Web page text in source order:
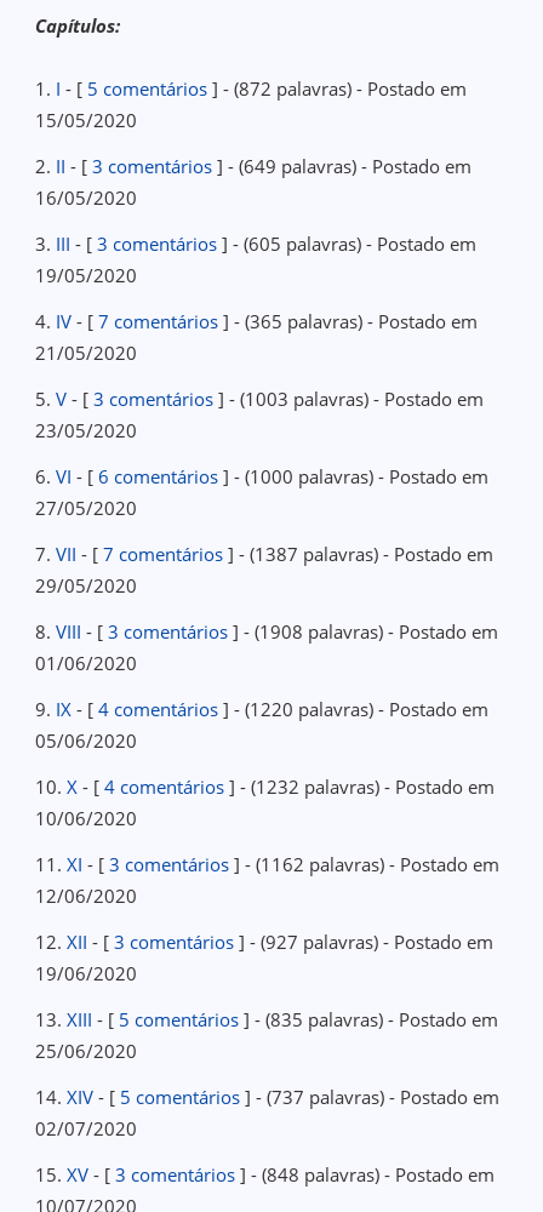
Capítulos:
1. I - [ 5 comentários ] - (872 palavras) - Postado em
15/05/2020
2. II - [3 comentários ] - (649 palavras) - Postado em
16/05/2020
3. III - [3 comentários ] - (605 palavras) - Postado em
19/05/2020
4. IV - [7 comentários ] - (365 palavras) - Postado em
21/05/2020
5.V - [3 comentários ] - (1003 palavras) - Postado em
23/05/2020
6.VI - [6 comentários ] - (1000 palavras) - Postado em
27/05/2020
7.VII - [7 comentários ] - (1387 palavras) - Postado em
29/05/2020
8.VIII - [3 comentários ] - (1908 palavras) - Postado em
01/06/2020
9. IX - [4 comentários ] - (1220 palavras) - Postado em
05/06/2020
10.X - [4 comentários ] - (1232 palavras) - Postado em
10/06/2020
11.XI - [3 comentários ] - (1162 palavras) - Postado em
12/06/2020
12.XII - [3 comentários ] - (927 palavras) - Postado em
19/06/2020
13.XIII - [ 5 comentários ] - (835 palavras) - Postado em
25/06/2020
14.XIV - [ 5 comentários ] - (737 palavras) - Postado em
02/07/2020
15.XV - [3 comentários ] - (848 palavras) - Postado em
10/07/2020